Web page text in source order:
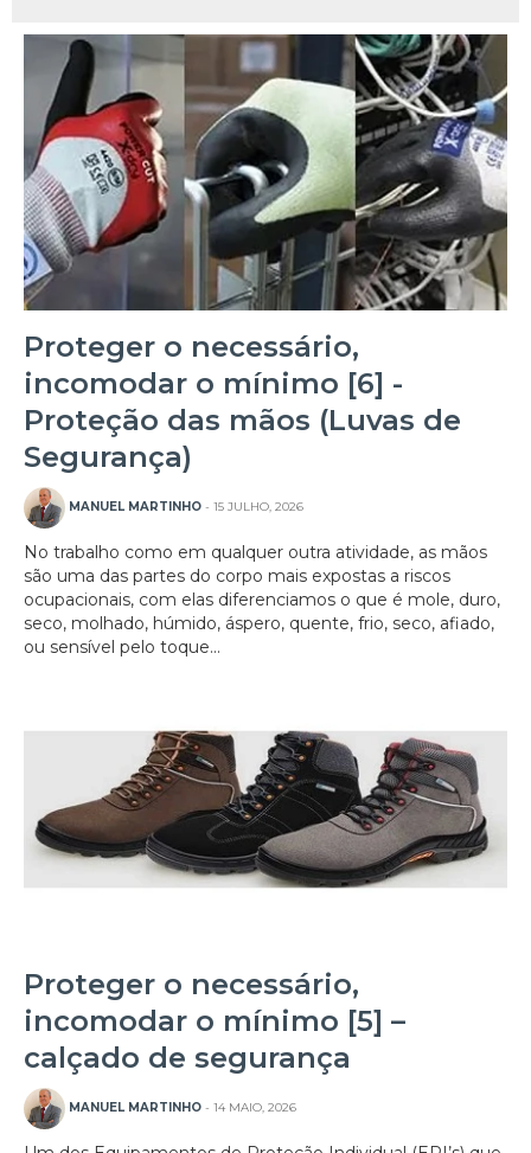
Proteger o necessário,
incomodar o mínimo [6] -
Proteção das mãos (Luvas de
Segurança)
MANUEL MARTINHO - 15 JULHO, 2026
No trabalho como em qualquer outra atividade, as mãos
são uma das partes do corpo mais expostas a riscos
ocupacionais, com elas diferenciamos o que é mole, duro,
seco, molhado, húmido, áspero, quente, frio, seco, afiado,
ou sensível pelo toque...
Proteger o necessário,
incomodar o mínimo [5] –
calçado de segurança
MANUEL MARTINHO - 14 MAIO, 2026